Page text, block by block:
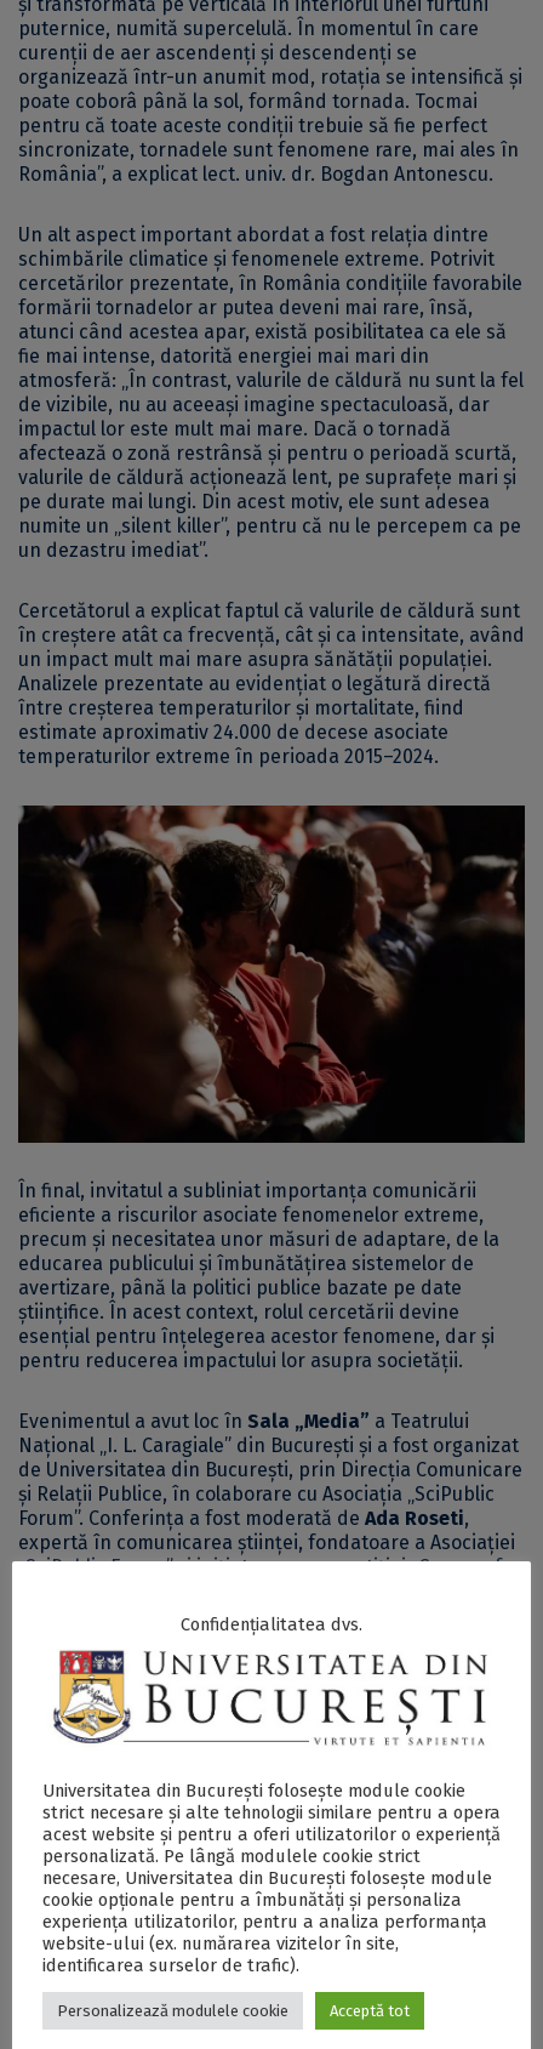
puternice, numită supercelulă. În momentul în care
curenții de aer ascendenți și descendenți se
organizează într-un anumit mod, rotația se intensifică și
poate coborâ până la sol, formând tornada. Tocmai
pentru că toate aceste condiții trebuie să fie perfect
sincronizate, tornadele sunt fenomene rare, mai ales în
România”, a explicat lect. univ. dr. Bogdan Antonescu.
Un alt aspect important abordat a fost relația dintre
schimbările climatice și fenomenele extreme. Potrivit
cercetărilor prezentate, în România condițiile favorabile
formării tornadelor ar putea deveni mai rare, însă,
atunci când acestea apar, există posibilitatea ca ele să
fie mai intense, datorită energiei mai mari din
atmosferă: „În contrast, valurile de căldură nu sunt la fel
de vizibile, nu au aceeași imagine spectaculoasă, dar
impactul lor este mult mai mare. Dacă o tornadă
afectează o zonă restrânsă și pentru o perioadă scurtă,
valurile de căldură acționează lent, pe suprafețe mari și
pe durate mai lungi. Din acest motiv, ele sunt adesea
numite un „silent killer”, pentru că nu le percepem ca pe
un dezastru imediat”.
Cercetătorul a explicat faptul că valurile de căldură sunt
în creștere atât ca frecvență, cât și ca intensitate, având
un impact mult mai mare asupra sănătății populației.
Analizele prezentate au evidențiat o legătură directă
între creșterea temperaturilor și mortalitate, fiind
estimate aproximativ 24.000 de decese asociate
temperaturilor extreme în perioada 2015–2024.
În final, invitatul a subliniat importanța comunicării
eficiente a riscurilor asociate fenomenelor extreme,
precum și necesitatea unor măsuri de adaptare, de la
educarea publicului și îmbunătățirea sistemelor de
avertizare, până la politici publice bazate pe date
științifice. În acest context, rolul cercetării devine
esențial pentru înțelegerea acestor fenomene, dar și
pentru reducerea impactului lor asupra societății.
Evenimentul a avut loc în Sala „Media” a Teatrului
Național „I. L. Caragiale” din București și a fost organizat
de Universitatea din București, prin Direcția Comunicare
și Relații Publice, în colaborare cu Asociația „SciPublic
Forum”. Conferința a fost moderată de Ada Roseti,
expertă în comunicarea științei, fondatoare a Asociației
„SciPublic Forum” și inițiatoarea competiției „Games of
Bogdan Antonescueste cadru didactic la Facultatea de
Confidențialitatea dvs.
Universitatea din București folosește module cookie
strict necesare și alte tehnologii similare pentru a opera
acest website și pentru a oferi utilizatorilor o experiență
personalizată. Pe lângă modulele cookie strict
necesare, Universitatea din București folosește module
cookie opționale pentru a îmbunătăți și personaliza
experiența utilizatorilor, pentru a analiza performanța
website-ului (ex. numărarea vizitelor în site,
identificarea surselor de trafic).
Personalizează modulele cookie Acceptă tot